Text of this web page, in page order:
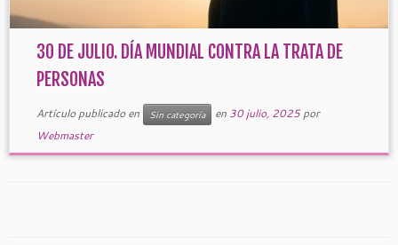
30 DE JULIO. DÍA MUNDIAL CONTRA LA TRATA DE
PERSONAS
Artículo publicado en Sin categoría en 30 julio, 2025 por
Webmaster